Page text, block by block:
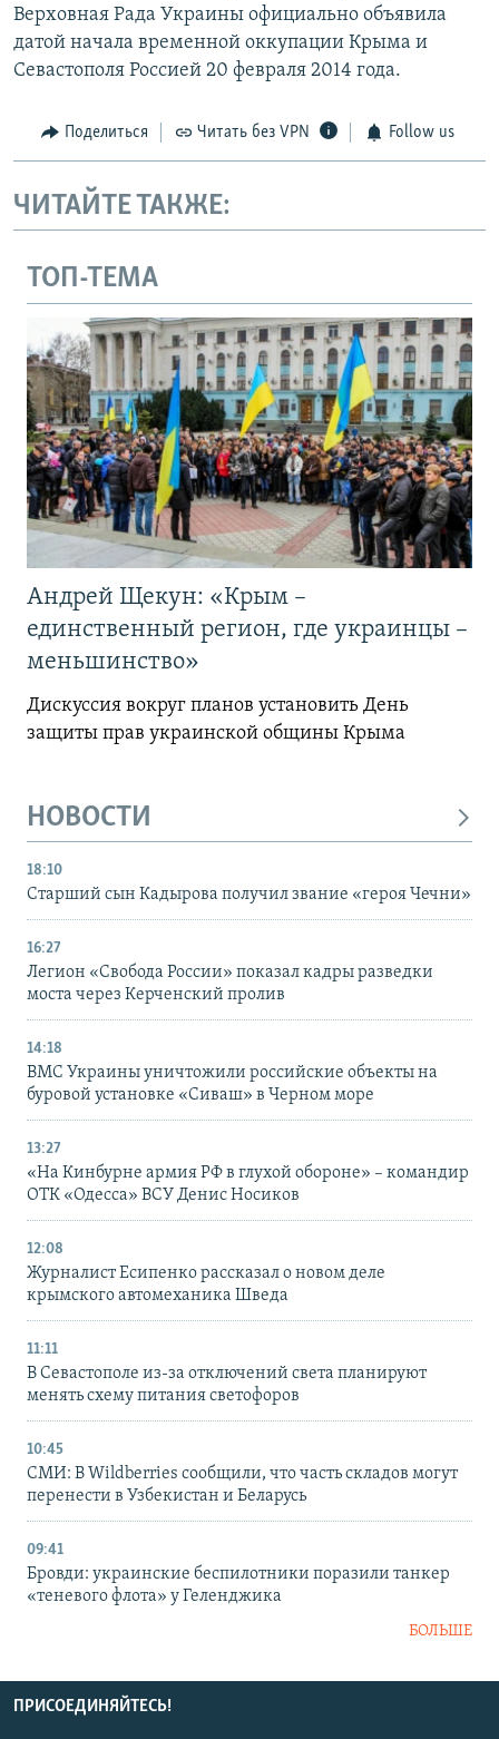
Верховная Рада Украины официально объявила
датой начала временной оккупации Крыма и
Севастополя Россией 20 февраля 2014 года.
Поделиться Читать без VPN Follow us
ЧИТАЙТЕ ТАКЖЕ:
ТОП-ТЕМА
Андрей Щекун: «Крым –
единственный регион, где украинцы –
меньшинство»
Дискуссия вокруг планов установить День
защиты прав украинской общины Крыма
НОВОСТИ
18:10
Старший сын Кадырова получил звание «героя Чечни»
16:27
Легион «Свобода России» показал кадры разведки
моста через Керченский пролив
14:18
ВМС Украины уничтожили российские объекты на
буровой установке «Сиваш» в Черном море
13:27
«На Кинбурне армия РФ в глухой обороне» – командир
ОТК «Одесса» ВСУ Денис Носиков
12:08
Журналист Есипенко рассказал о новом деле
крымского автомеханика Шведа
11:11
В Севастополе из-за отключений света планируют
менять схему питания светофоров
10:45
СМИ: В Wildberries сообщили, что часть складов могут
перенести в Узбекистан и Беларусь
09:41
Бровди: украинские беспилотники поразили танкер
«теневого флота» у Геленджика
БОЛЬШЕ
ПРИСОЕДИНЯЙТЕСЬ!